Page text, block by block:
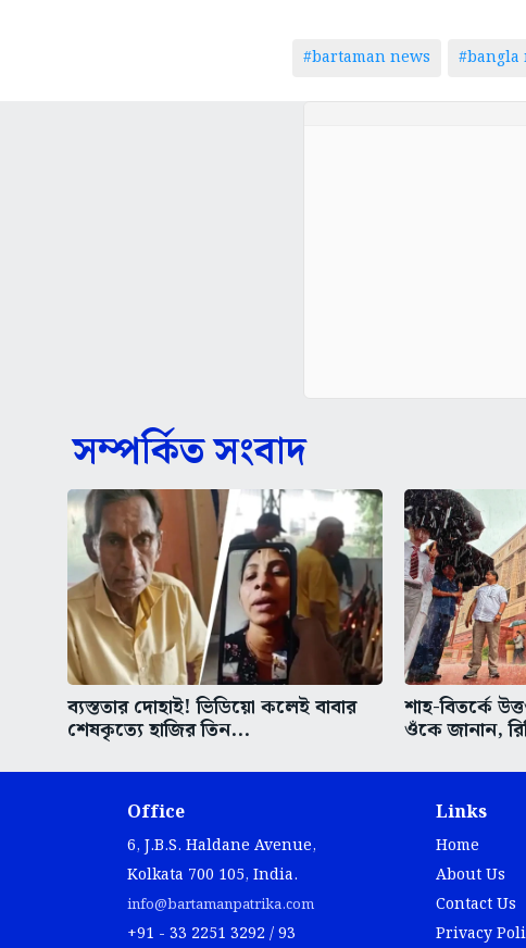
#bartaman news #bangla
সম্পর্কিত সংবাদ
ব্যস্ততার দোহাই! ভিডিয়ো কলেই বাবার
শেষকৃত্যে হাজির তিন...
শাহ-বিতর্কে
ওঁকে জানান,
Office
6, J.B.S. Haldane Avenue,
Kolkata 700 105, India.
info@bartamanpatrika.com
+91 - 33 2251 3292 / 93
Links
Home
About Us
Contact Us
Privacy